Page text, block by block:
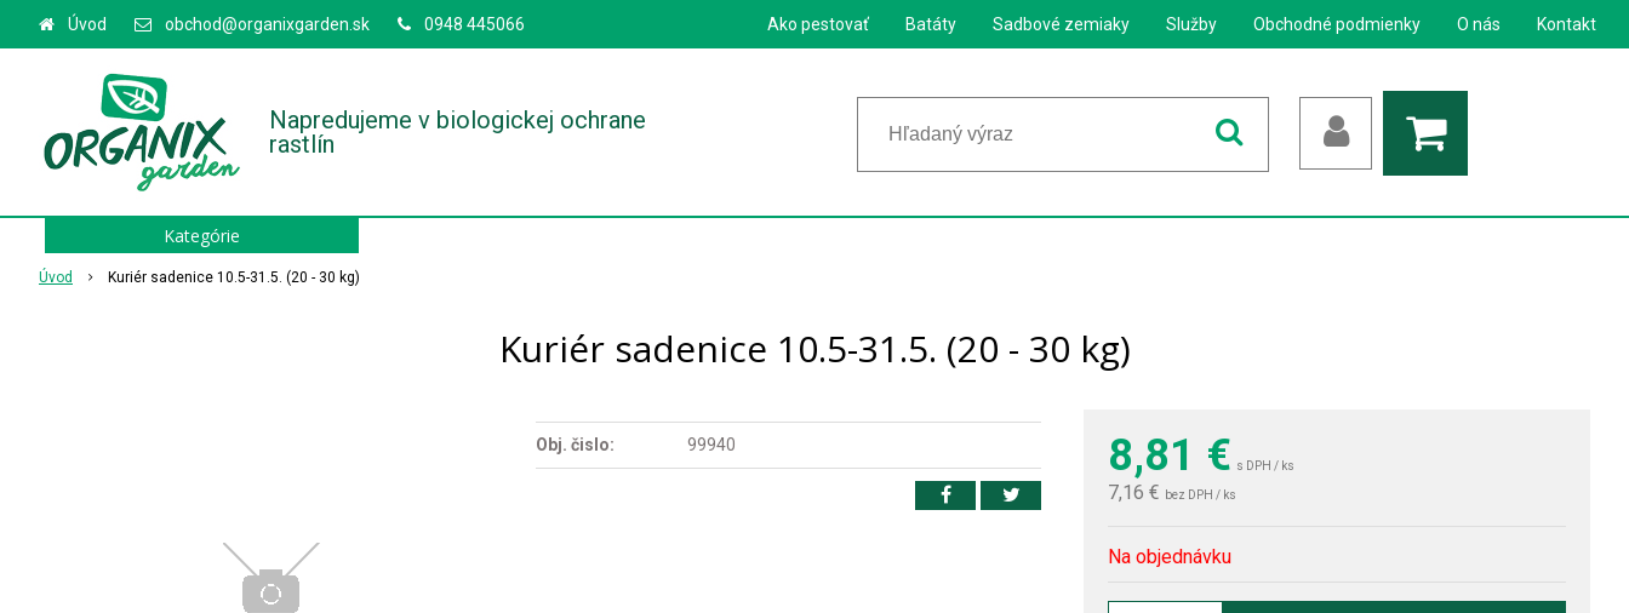
Napredujeme v biologickej ochrane
rastlín
Úvod obchod@organixgarden.sk 0948 445066 Ako pestovať Batáty Sadbové zemiaky Služby Obchodné podmienky O nás Kontakt
Úvod Kuriér sadenice 10.5-31.5. (20 - 30 kg)
Kuriér sadenice 10.5-31.5. (20 - 30 kg)
8,81 € s DPH / ks
7,16 € bez DPH / ks
Na objednávku
Obj. čislo: 99940
Kategórie